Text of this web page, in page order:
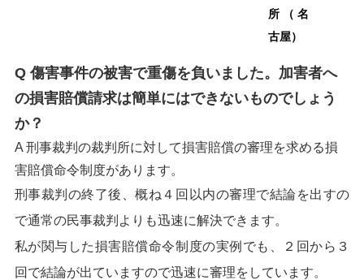
所（名
古屋）
Q 傷害事件の被害で重傷を負いました。加害者へ
の損害賠償請求は簡単にはできないものでしょう
か？
A 刑事裁判の裁判所に対して損害賠償の審理を求める損
害賠償命令制度があります。
刑事裁判の終了後、概ね４回以内の審理で結論を出すの
で通常の民事裁判よりも迅速に解決できます。
私が関与した損害賠償命令制度の実例でも、２回から３
回で結論が出ていますので迅速に審理をしています。